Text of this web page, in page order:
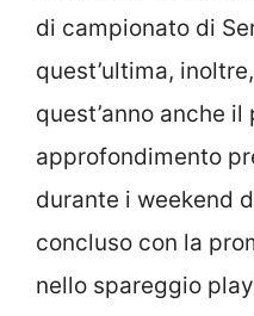
di campionato di
quest’ultima,
quest’anno anche
approfondimento
durante i weekend
concluso con la
nello spareggio